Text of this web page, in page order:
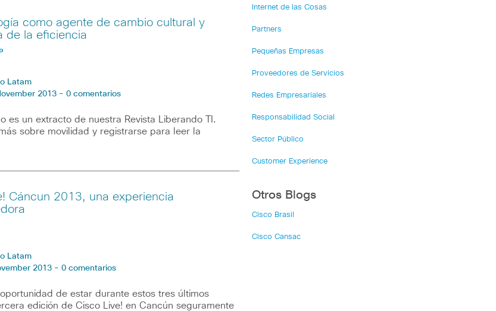
como agente de cambio cultural y
de la eficiencia
Latam
2013 - 0 comentarios
es un extracto de nuestra Revista Liberando TI.
sobre movilidad y registrarse para leer la
Cáncun 2013, una experiencia
Latam
2013 - 0 comentarios
de estar durante estos tres últimos
edición de Cisco Live! en Cancún seguramente
Internet de las Cosas
Partners
Pequeñas Empresas
Proveedores de Servicios
Redes Empresariales
Responsabilidad Social
Sector Público
Customer Experience
Otros Blogs
Cisco Brasil
Cisco Cansac